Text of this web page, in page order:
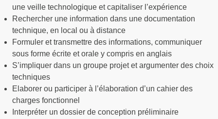
une veille technologique et capitaliser l’expérience
Rechercher une information dans une documentation
technique, en local ou à distance
Formuler et transmettre des informations, communiquer
sous forme écrite et orale y compris en anglais
S’impliquer dans un groupe projet et argumenter des choix
techniques
Elaborer ou participer à l’élaboration d’un cahier des
charges fonctionnel
Interpréter un dossier de conception préliminaire